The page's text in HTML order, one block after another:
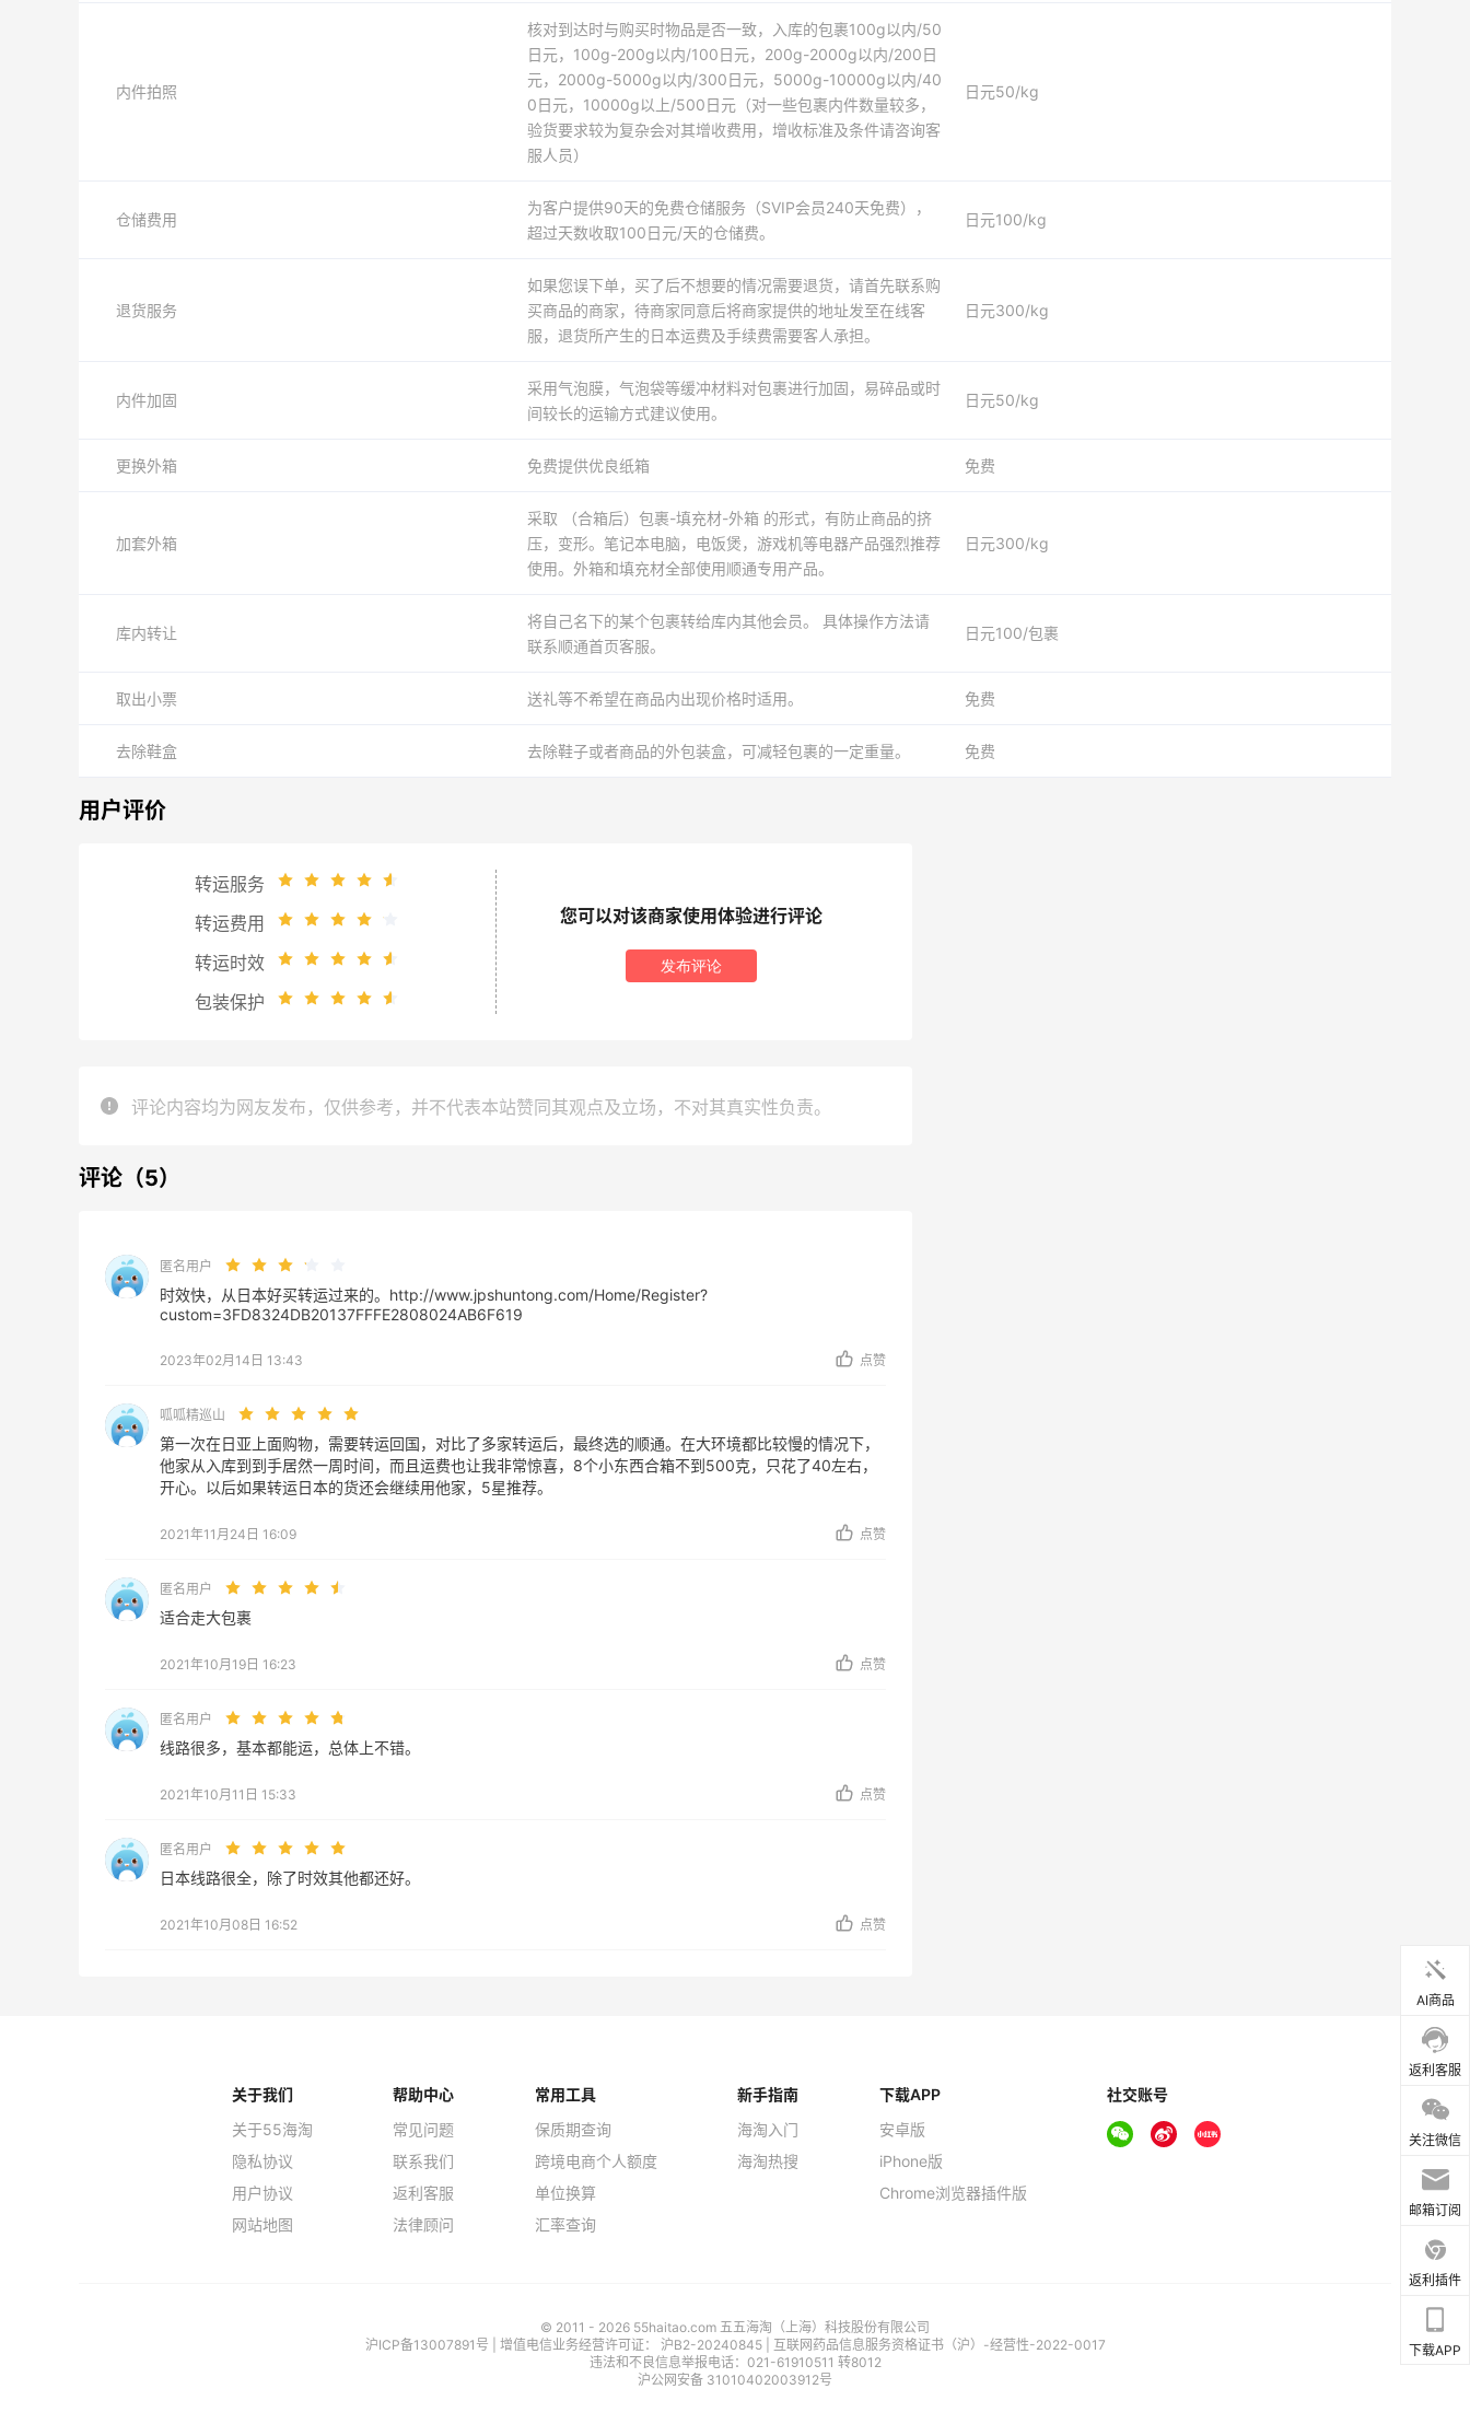
内件拍照
核对到达时与购买时物品是否一致，入库的包裹100g以内/50
日元，100g-200g以内/100日元，200g-2000g以内/200日
元，2000g-5000g以内/300日元，5000g-10000g以内/40
0日元，10000g以上/500日元（对一些包裹内件数量较多，
验货要求较为复杂会对其增收费用，增收标准及条件请咨询客
服人员）
日元50/kg
仓储费用
为客户提供90天的免费仓储服务（SVIP会员240天免费），
超过天数收取100日元/天的仓储费。
日元100/kg
退货服务
如果您误下单，买了后不想要的情况需要退货，请首先联系购
买商品的商家，待商家同意后将商家提供的地址发至在线客
服，退货所产生的日本运费及手续费需要客人承担。
日元300/kg
内件加固
采用气泡膜，气泡袋等缓冲材料对包裹进行加固，易碎品或时
间较长的运输方式建议使用。
日元50/kg
更换外箱 免费提供优良纸箱 免费
加套外箱
采取 （合箱后）包裹-填充材-外箱 的形式，有防止商品的挤
压，变形。笔记本电脑，电饭煲，游戏机等电器产品强烈推荐
使用。外箱和填充材全部使用顺通专用产品。
日元300/kg
库内转让
将自己名下的某个包裹转给库内其他会员。 具体操作方法请
联系顺通首页客服。
日元100/包裹
取出小票 送礼等不希望在商品内出现价格时适用。 免费
去除鞋盒 去除鞋子或者商品的外包装盒，可减轻包裹的一定重量。 免费
用户评价
转运服务
转运费用
转运时效
包装保护
您可以对该商家使用体验进行评论
发布评论
评论内容均为网友发布，仅供参考，并不代表本站赞同其观点及立场，不对其真实性负责。
评论（5）
匿名用户
时效快，从日本好买转运过来的。http://www.jpshuntong.com/Home/Register?
custom=3FD8324DB20137FFFE2808024AB6F619
2023年02月14日 13:43 点赞
呱呱精巡山
第一次在日亚上面购物，需要转运回国，对比了多家转运后，最终选的顺通。在大环境都比较慢的情况下，
他家从入库到到手居然一周时间，而且运费也让我非常惊喜，8个小东西合箱不到500克，只花了40左右，
开心。以后如果转运日本的货还会继续用他家，5星推荐。
2021年11月24日 16:09 点赞
匿名用户
适合走大包裹
2021年10月19日 16:23 点赞
匿名用户
线路很多，基本都能运，总体上不错。
2021年10月11日 15:33 点赞
匿名用户
日本线路很全，除了时效其他都还好。
2021年10月08日 16:52 点赞
AI商品
返利客服
关注微信
邮箱订阅
返利插件
下载APP
关于我们
关于55海淘
隐私协议
用户协议
网站地图
帮助中心
常见问题
联系我们
返利客服
法律顾问
常用工具
保质期查询
跨境电商个人额度
单位换算
汇率查询
新手指南
海淘入门
海淘热搜
下载APP
安卓版
iPhone版
Chrome浏览器插件版
社交账号
© 2011 - 2026 55haitao.com 五五海淘（上海）科技股份有限公司
沪ICP备13007891号
| 增值电信业务经营许可证： 沪B2-20240845
互联网药品信息服务资格证书（沪）-经营性-2022-0017
违法和不良信息举报电话：021-61910511 转8012
沪公网安备 31010402003912号